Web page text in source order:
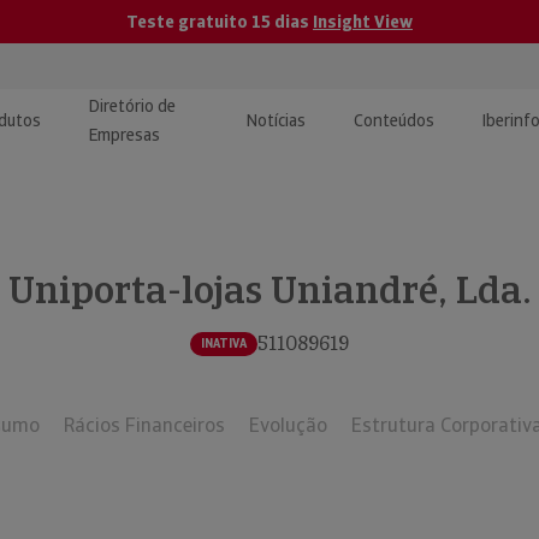
Teste gratuito 15 dias Insight View
e Monitorização de
Diretório de
Empresas
Notícias Conteúdos
| Estudos e
Uniporta-lojas Uniandré, Lda.
INATIVA 511089619
Rácios Financeiros Evolução Estrutura Corporativa